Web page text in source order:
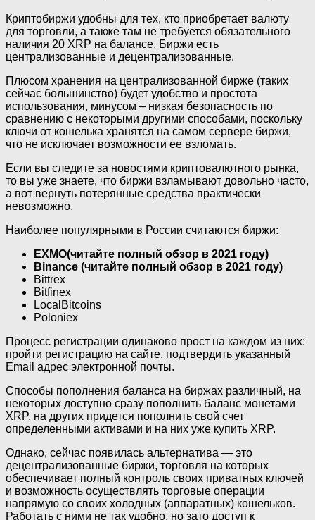
Криптобиржи удобны для тех, кто приобретает валюту
для торговли, а также там не требуется обязательного
наличия 20 XRP на балансе. Биржи есть
централизованные и децентрализованные.
Плюсом хранения на централизованной бирже (таких
сейчас большинство) будет удобство и простота
использования, минусом – низкая безопасность по
сравнению с некоторыми другими способами, поскольку
ключи от кошелька хранятся на самом сервере биржи,
что не исключает возможности ее взломать.
Если вы следите за новостями криптовалютного рынка,
то вы уже знаете, что биржи взламывают довольно часто,
а вот вернуть потерянные средства практически
невозможно.
Наиболее популярными в России считаются биржи:
EXMO(читайте полный обзор в 2021 году)
Binance (читайте полный обзор в 2021 году)
Bittrex
Bitfinex
LocalBitcoins
Poloniex
Процесс регистрации одинаково прост на каждом из них:
пройти регистрацию на сайте, подтвердить указанный
Email адрес электронной почты.
Способы пополнения баланса на биржах различный, на
некоторых доступно сразу пополнить баланс монетами
XRP, на других придется пополнить свой счет
определенными активами и на них уже купить XRP.
Однако, сейчас появилась альтернатива — это
децентрализованные биржи, торговля на которых
обеспечивает полный контроль своих приватных ключей
и возможность осуществлять торговые операции
напрямую со своих холодных (аппаратных) кошельков.
Работать с ними не так удобно, но зато доступ к